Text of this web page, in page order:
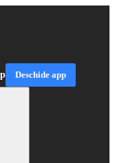
Deschide app